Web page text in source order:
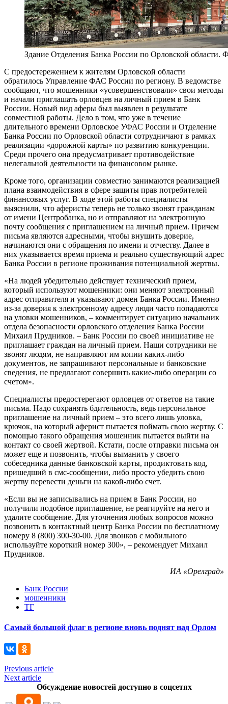
Здание Отделения Банка России по Орловской области.
С предостережением к жителям Орловской области
обратилось Управление ФАС России по региону. В ведомстве
сообщают, что мошенники «усовершенствовали» свои методы
и начали приглашать орловцев на личный прием в Банк
России. Новый вид аферы был выявлен в результате
совместной работы. Дело в том, что уже в течение
длительного времени Орловское УФАС России и Отделение
Банка России по Орловской области сотрудничают в рамках
реализации «дорожной карты» по развитию конкуренции.
Среди прочего она предусматривает противодействие
нелегальной деятельности на финансовом рынке.
Кроме того, организации совместно занимаются реализацией
плана взаимодействия в сфере защиты прав потребителей
финансовых услуг. В ходе этой работы специалисты
выяснили, что аферисты теперь не только звонят гражданам
от имени Центробанка, но и отправляют на электронную
почту сообщения с приглашением на личный прием. Причем
письма являются адресными, чтобы внушить доверие,
начинаются они с обращения по имени и отчеству. Далее в
них указывается время приема и реально существующий адрес
Банка России в регионе проживания потенциальной жертвы.
«На людей убедительно действует технический прием,
который используют мошенники: они меняют электронный
адрес отправителя и указывают домен Банка России. Именно
из-за доверия к электронному адресу люди часто попадаются
на уловки мошенников, – комментирует ситуацию начальник
отдела безопасности орловского отделения Банка России
Михаил Прудников. – Банк России по своей инициативе не
приглашает граждан на личный прием. Наши сотрудники не
звонят людям, не направляют им копии каких-либо
документов, не запрашивают персональные и банковские
сведения, не предлагают совершить какие-либо операции со
счетом».
Специалисты предостерегают орловцев от ответов на такие
письма. Надо сохранять бдительность, ведь персональное
приглашение на личный прием – это всего лишь уловка,
крючок, на который аферист пытается поймать свою жертву. С
помощью такого обращения мошенник пытается выйти на
контакт со своей жертвой. Кстати, после отправки письма он
может еще и позвонить, чтобы выманить у своего
собеседника данные банковской карты, продиктовать код,
пришедший в смс-сообщении, либо просто убедить свою
жертву перевести деньги на какой-либо счет.
«Если вы не записывались на прием в Банк России, но
получили подобное приглашение, не реагируйте на него и
удалите сообщение. Для уточнения любых вопросов можно
позвонить в контактный центр Банка России по бесплатному
номеру 8 (800) 300-30-00. Для звонков с мобильного
используйте короткий номер 300», – рекомендует Михаил
Прудников.
ИА «Орелград»
Банк России
мошенники
ТГ
Самый большой флаг в регионе вновь поднят над Орлом
Previous article
Next article
Обсуждение новостей доступно в соцсетях